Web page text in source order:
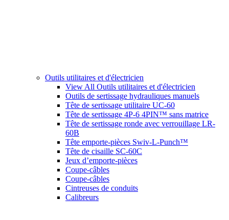
Outils utilitaires et d'électricien
View All Outils utilitaires et d'électricien
Outils de sertissage hydrauliques manuels
Tête de sertissage utilitaire UC-60
Tête de sertissage 4P-6 4PIN™ sans matrice
Tête de sertissage ronde avec verrouillage LR-
60B
Tête emporte-pièces Swiv-L-Punch™
Tête de cisaille SC-60C
Jeux d’emporte-pièces
Coupe-câbles
Coupe-câbles
Cintreuses de conduits
Calibreurs